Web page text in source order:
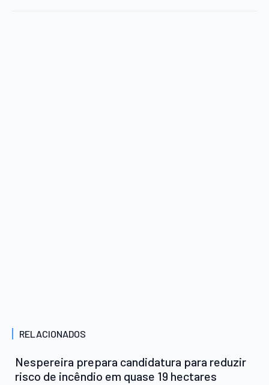
RELACIONADOS
Nespereira prepara candidatura para reduzir
risco de incêndio em quase 19 hectares